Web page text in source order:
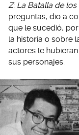
Z: La Batalla de los
preguntas, dio a
que le sucedió,
la historia o sobre
actores le
sus personajes.